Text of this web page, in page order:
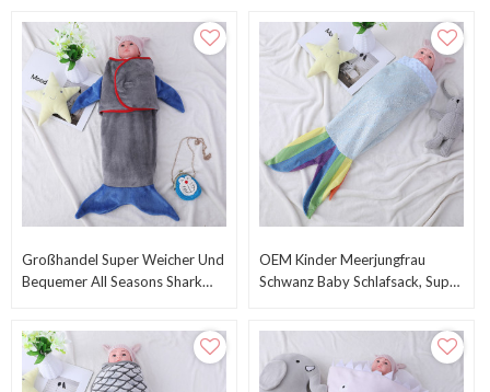
Großhandel Super Weicher Und
Bequemer All Seasons Shark
OEM Kinder Meerjungfrau
Schwanz Baby Schlafsack, Super